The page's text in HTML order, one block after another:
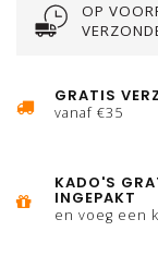
OP
GRATIS
vanaf €35
KADO'S
INGEPAKT
en voeg een